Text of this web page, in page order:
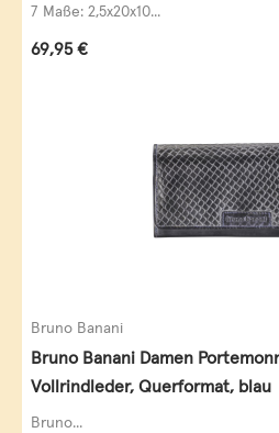
7 Maße: 2,5x20x10...
Regulärer Preis:
69,95 €
Bruno Banani
Bruno Banani Damen
Vollrindleder, Querformat, blau
Bruno...